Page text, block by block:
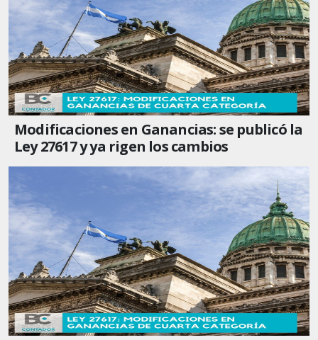
Modificaciones en Ganancias: se publicó la
Ley 27617 y ya rigen los cambios